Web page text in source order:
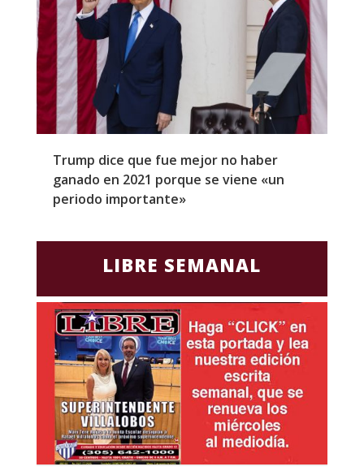
Trump dice que fue mejor no haber
ganado en 2021 porque se viene «un
periodo importante»
LIBRE SEMANAL